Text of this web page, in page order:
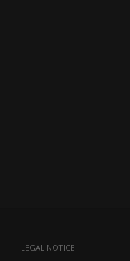
LEGAL NOTICE